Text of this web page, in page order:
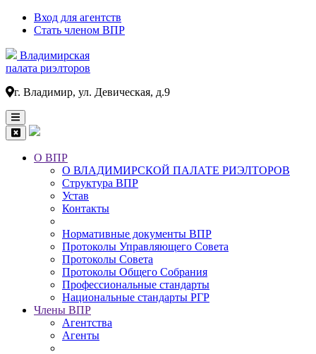
Вход для агентств
Стать членом ВПР
Владимирская
палата риэлторов
г. Владимир, ул. Девическая, д.9
Основная
навигация
О ВПР
О ВЛАДИМИРСКОЙ ПАЛАТЕ РИЭЛТОРОВ
Структура ВПР
Устав
Контакты
Нормативные документы ВПР
Протоколы Управляющего Совета
Протоколы Совета
Протоколы Общего Собрания
Профессиональные стандарты
Национальные стандарты РГР
Члены ВПР
Агентства
Агенты